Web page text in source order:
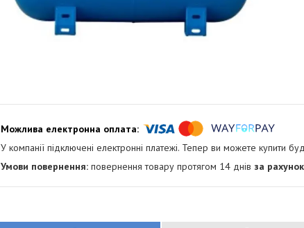
У компанії підключені електронні платежі. Тепер ви можете купити
повернення товару протягом 14 днів за